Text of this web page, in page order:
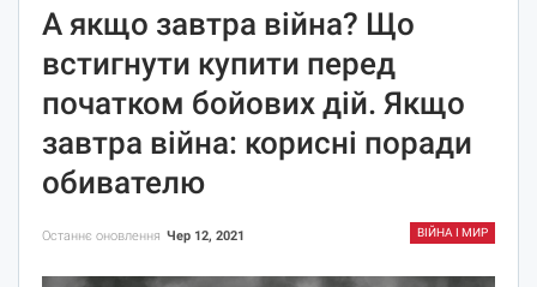
А якщо завтра війна? Що
встигнути купити перед
початком бойових дій. Якщо
завтра війна: корисні поради
обивателю
ВІЙНА І МИР
Останнє оновлення Чер 12, 2021